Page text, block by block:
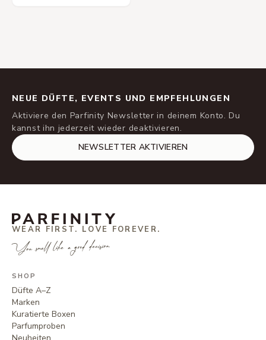
NEUE DÜFTE, EVENTS UND EMPFEHLUNGEN
Aktiviere den Parfinity Newsletter in deinem Konto. Du
kannst ihn jederzeit wieder deaktivieren.
NEWSLETTER AKTIVIEREN
WEAR FIRST. LOVE FOREVER.
You smell like a good decision.
SHOP
Düfte A–Z
Marken
Kuratierte Boxen
Parfumproben